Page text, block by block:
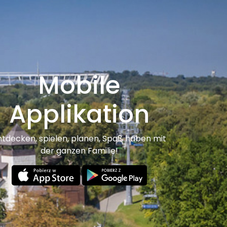
Mobile
Applikation
spielen, planen, Spaß haben mit
der ganzen Familie!